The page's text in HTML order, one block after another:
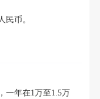
数百个学生社
部和戏剧社，
的成员在比赛
，撰写报道，
民币。
一年在1万至1.5万